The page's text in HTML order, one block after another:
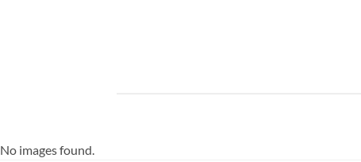
No images found.